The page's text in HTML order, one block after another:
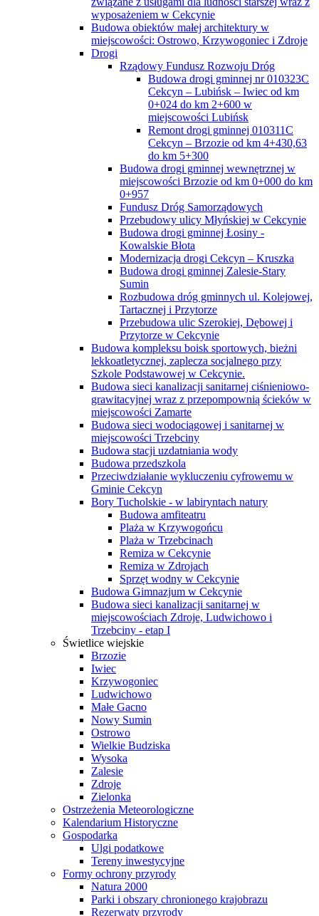
wyposażeniem w Cekcynie
Budowa obiektów małej architektury w
miejscowości: Ostrowo, Krzywogoniec i Zdroje
Drogi
Rządowy Fundusz Rozwoju Dróg
Budowa drogi gminnej nr 010323C
Cekcyn – Lubińsk – Iwiec od km
0+024 do km 2+600 w
miejscowości Lubińsk
Remont drogi gminnej 010311C
Cekcyn – Brzozie od km 4+430,63
do km 5+300
Budowa drogi gminnej wewnętrznej w
miejscowości Brzozie od km 0+000 do km
0+957
Fundusz Dróg Samorządowych
Przebudowy ulicy Młyńskiej w Cekcynie
Budowa drogi gminnej Łosiny -
Kowalskie Błota
Modernizacja drogi Cekcyn – Kruszka
Budowa drogi gminnej Zalesie-Stary
Sumin
Rozbudowa dróg gminnych ul. Kolejowej,
Tartacznej i Przytorze
Przebudowa ulic Szerokiej, Dębowej i
Przytorze w Cekcynie
Budowa kompleksu boisk sportowych, bieżni
lekkoatletycznej, zaplecza socjalnego przy
Szkole Podstawowej w Cekcynie.
Budowa sieci kanalizacji sanitarnej ciśnieniowo-
grawitacyjnej wraz z przepompownią ścieków w
miejscowości Zamarte
Budowa sieci wodociągowej i sanitarnej w
miejscowości Trzebciny
Budowa stacji uzdatniania wody
Budowa przedszkola
Przeciwdziałanie wykluczeniu cyfrowemu w
Gminie Cekcyn
Bory Tucholskie - w labiryntach natury
Budowa amfiteatru
Plaża w Krzywogońcu
Plaża w Trzebcinach
Remiza w Cekcynie
Remiza w Zdrojach
Sprzęt wodny w Cekcynie
Budowa Gimnazjum w Cekcynie
Budowa sieci kanalizacji sanitarnej w
miejscowościach Zdroje, Ludwichowo i
Trzebciny - etap I
Świetlice wiejskie
Brzozie
Iwiec
Krzywogoniec
Ludwichowo
Małe Gacno
Nowy Sumin
Ostrowo
Wielkie Budziska
Wysoka
Zalesie
Zdroje
Zielonka
Ostrzeżenia Meteorologiczne
Kalendarium Historyczne
Gospodarka
Ulgi podatkowe
Tereny inwestycyjne
Formy ochrony przyrody
Natura 2000
Parki i obszary chronionego krajobrazu
Rezerwaty przyrody